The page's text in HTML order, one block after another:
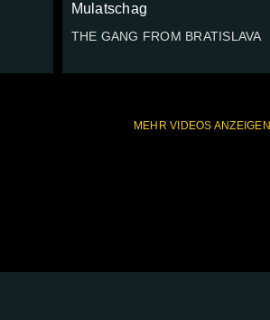
Mulatschag
THE GANG FROM BRATISLAVA
MEHR VIDEOS ANZEIGEN